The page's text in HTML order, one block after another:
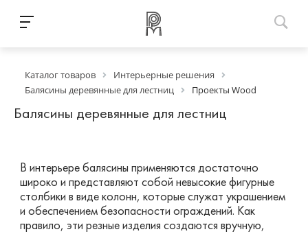
Каталог товаров
Интерьерные решения
Балясины деревянные для лестниц
Проекты Wood
Балясины деревянные для лестниц
В интерьере балясины применяются достаточно
широко и представляют собой невысокие фигурные
столбики в виде колонн, которые служат украшением
и обеспечением безопасности ограждений. Как
правило, эти резные изделия создаются вручную,